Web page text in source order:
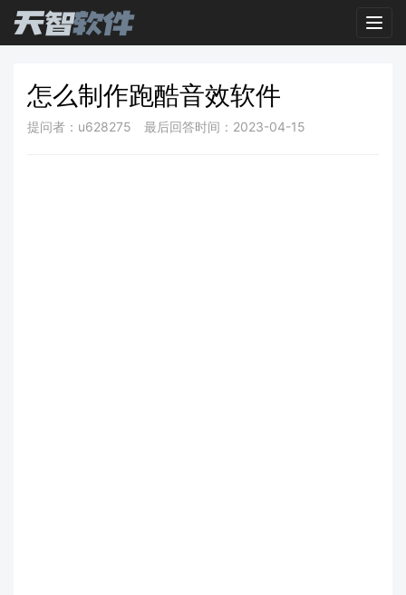
怎么制作跑酷音效软件
提问者：u628275 最后回答时间：2023-04-15